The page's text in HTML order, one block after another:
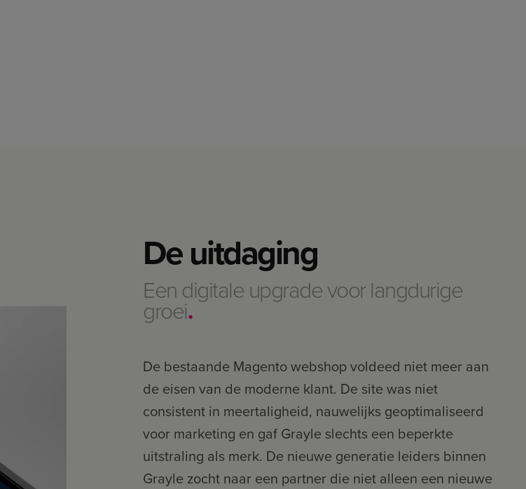
De uitdaging
Een digitale upgrade voor langdurige
groei.
De bestaande Magento webshop voldeed niet meer aan
de eisen van de moderne klant. De site was niet
consistent in meertaligheid, nauwelijks geoptimaliseerd
voor marketing en gaf Grayle slechts een beperkte
uitstraling als merk. De nieuwe generatie leiders binnen
Grayle zocht naar een partner die niet alleen een nieuwe